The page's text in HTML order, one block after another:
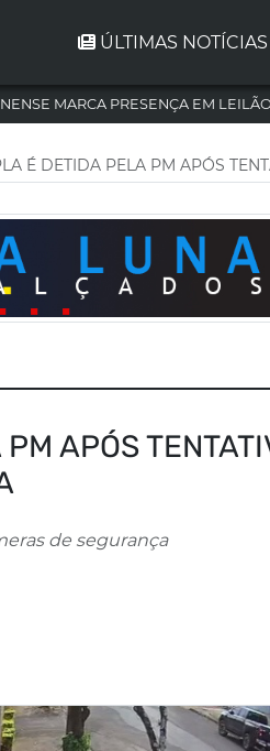
ÚLTIMAS NOTÍCIAS
MARCA PRESENÇA EM
É DETIDA PELA PM APÓS
APÓS
de segurança